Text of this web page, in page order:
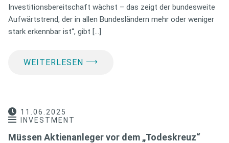
Investitionsbereitschaft wächst – das zeigt der bundesweite
Aufwärtstrend, der in allen Bundesländern mehr oder weniger
stark erkennbar ist“, gibt […]
WEITERLESEN ⟶
11.06.2025
INVESTMENT
Müssen Aktienanleger vor dem „Todeskreuz“